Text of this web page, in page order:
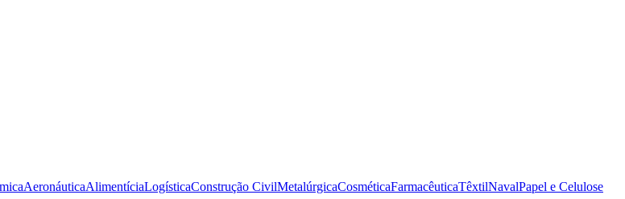
AeronáuticaAlimentíciaLogísticaConstrução CivilMetalúrgicaCosméticaFarmacêuticaTêxtilNavalPapel e Celulose